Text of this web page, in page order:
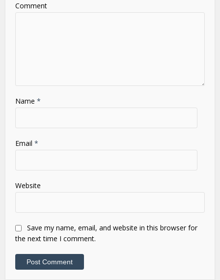
Comment
Name*
Email*
Website
Save my name, email, and website in this browser for
the next time I comment.